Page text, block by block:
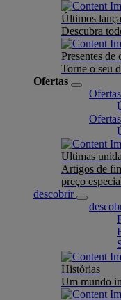
Últimos
Descubra
Presentes de
Torne o seu
Ofertas
Ultimas
Artigos de
preço
descobrir
Histórias
Um mundo